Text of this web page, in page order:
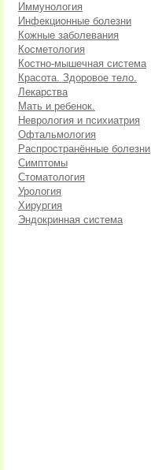
Иммунология
Инфекционные болезни
Кожные заболевания
Косметология
Костно-мышечная система
Красота. Здоровое тело.
Лекарства
Мать и ребенок.
Неврология и психиатрия
Офтальмология
Распространённые болезни
Симптомы
Стоматология
Урология
Хирургия
Эндокринная система